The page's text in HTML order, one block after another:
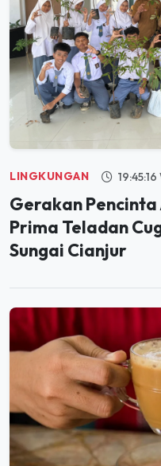
LINGKUNGAN
Gerakan Pencinta
Prima Teladan
Sungai Cianjur